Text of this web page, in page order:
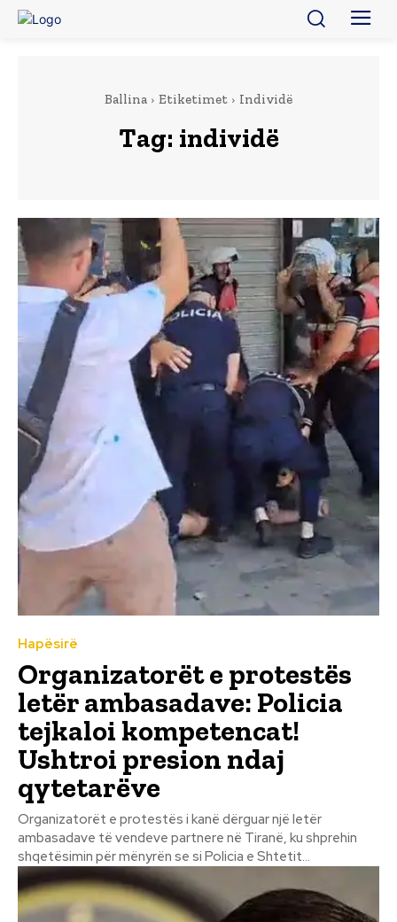
Ballina Etiketimet Individë
Tag: individë
Hapësirë
Organizatorët e protestës
letër ambasadave: Policia
tejkaloi kompetencat!
Ushtroi presion ndaj
qytetarëve
Organizatorët e protestës i kanë dërguar një letër
ambasadave të vendeve partnere në Tiranë, ku shprehin
shqetësimin për mënyrën se si Policia e Shtetit...